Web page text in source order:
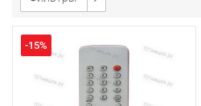
-15%